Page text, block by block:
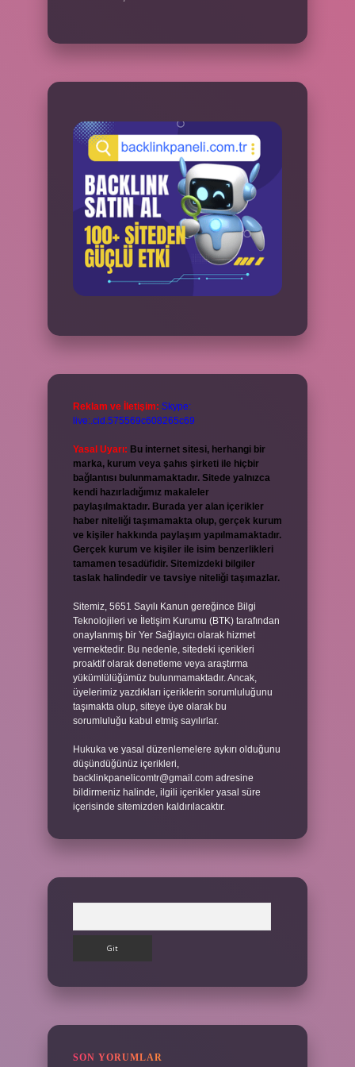
Reklam ve İletişim: Skype:
live:.cid.575569c608265c69
Yasal Uyarı: Bu internet sitesi, herhangi bir
marka, kurum veya şahıs şirketi ile hiçbir
bağlantısı bulunmamaktadır. Sitede yalnızca
kendi hazırladığımız makaleler
paylaşılmaktadır. Burada yer alan içerikler
haber niteliği taşımamakta olup, gerçek kurum
ve kişiler hakkında paylaşım yapılmamaktadır.
Gerçek kurum ve kişiler ile isim benzerlikleri
tamamen tesadüfidir. Sitemizdeki bilgiler
taslak halindedir ve tavsiye niteliği taşımazlar.
Sitemiz, 5651 Sayılı Kanun gereğince Bilgi
Teknolojileri ve İletişim Kurumu (BTK) tarafından
onaylanmış bir Yer Sağlayıcı olarak hizmet
vermektedir. Bu nedenle, sitedeki içerikleri
proaktif olarak denetleme veya araştırma
yükümlülüğümüz bulunmamaktadır. Ancak,
üyelerimiz yazdıkları içeriklerin sorumluluğunu
taşımakta olup, siteye üye olarak bu
sorumluluğu kabul etmiş sayılırlar.
Hukuka ve yasal düzenlemelere aykırı olduğunu
düşündüğünüz içerikleri,
backlinkpanelicomtr@gmail.com adresine
bildirmeniz halinde, ilgili içerikler yasal süre
içerisinde sitemizden kaldırılacaktır.
SON YORUMLAR